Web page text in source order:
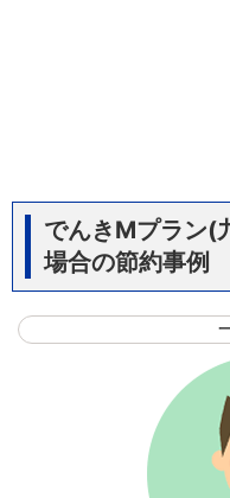
でんきMプラン(
場合の節約事例